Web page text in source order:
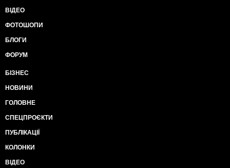
ВІДЕО
ФОТОШОПИ
БЛОГИ
ФОРУМ
БІЗНЕС
НОВИНИ
ГОЛОВНЕ
СПЕЦПРОЄКТИ
ПУБЛІКАЦІЇ
КОЛОНКИ
ВІДЕО